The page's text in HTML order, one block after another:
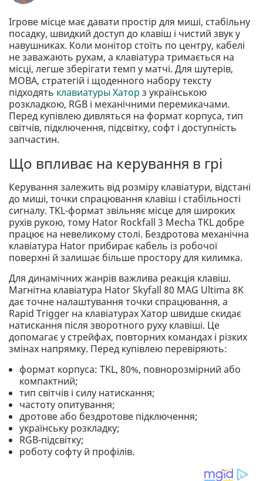
Ігрове місце має давати простір для миші, стабільну
посадку, швидкий доступ до клавіш і чистий звук у
навушниках. Коли монітор стоїть по центру, кабелі
не заважають рухам, а клавіатура тримається на
місці, легше зберігати темп у матчі. Для шутерів,
MOBA, стратегій і щоденного набору тексту
підходять клавиатуры Хатор з українською
розкладкою, RGB і механічними перемикачами.
Перед купівлею дивляться на формат корпуса, тип
світчів, підключення, підсвітку, софт і доступність
запчастин.
Що впливає на керування в грі
Керування залежить від розміру клавіатури, відстані
до миші, точки спрацювання клавіш і стабільності
сигналу. TKL-формат звільняє місце для широких
рухів рукою, тому Hator Rockfall 3 Mecha TKL добре
працює на невеликому столі. Бездротова механічна
клавіатура Hator прибирає кабель із робочої
поверхні й залишає більше простору для килимка.
Для динамічних жанрів важлива реакція клавіш.
Магнітна клавіатура Hator Skyfall 80 MAG Ultima 8K
дає точне налаштування точки спрацювання, а
Rapid Trigger на клавіатурах Хатор швидше скидає
натискання після зворотного руху клавіші. Це
допомагає у стрейфах, повторних командах і різких
змінах напрямку. Перед купівлею перевіряють:
формат корпуса: TKL, 80%, повнорозмірний або
компактний;
тип світчів і силу натискання;
частоту опитування;
дротове або бездротове підключення;
українську розкладку;
RGB-підсвітку;
роботу софту й профілів.